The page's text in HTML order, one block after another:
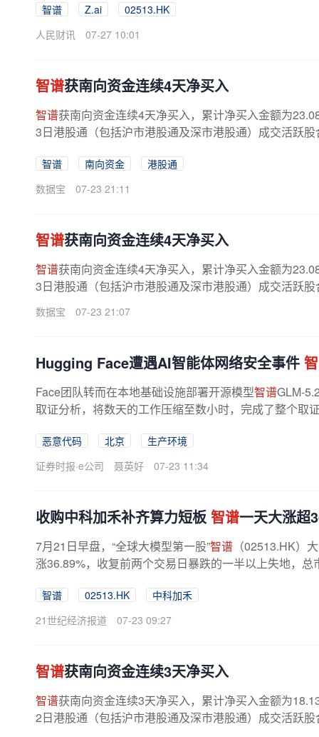
智谱 Z.ai
02513.HK
人民财讯
07-27 10:01
智谱获南向资金连续4天净买入
智谱获南向资金连续4天净买入，累计净买入金额为
3日港股通（包括沪市港股通及深市港股通）成交活跃
智谱 南向资金
港股通
数据宝
07-23 21:11
智谱获南向资金连续4天净买入
智谱获南向资金连续4天净买入，累计净买入金额为
3日港股通（包括沪市港股通及深市港股通）成交活跃
数据宝 07-23 21:07
Hugging Face遭遇AI智能体网络安全事件
Face团队转而在本地基础设施部署开源模型智谱GLM-
取证分析，将数天的工作压缩至数小时，完成了整个取
恶意代码 北京
生产环境
证券时报·e公司
聂英好 07-23 11:34
收购中科加禾补齐算力短板智谱一天大涨超
7月21日早盘，“全球大模型第一股”智谱 （02513.HK）
涨36.89%，收复前两个交易日暴跌的一半以上失地，
智谱 02513.HK
中科加禾
21世纪经济报道
07-23 09:27
智谱获南向资金连续3天净买入
智谱获南向资金连续3天净买入，累计净买入金额为
2日港股通（包括沪市港股通及深市港股通）成交活跃